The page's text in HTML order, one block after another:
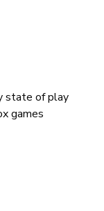
state of play
games